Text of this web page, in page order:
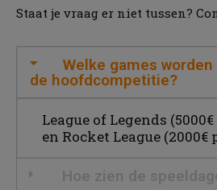
Staat je vraag er niet tussen?
Welke games
de hoofdcompetitie?
League of Legends
en Rocket League
Hoe zien de